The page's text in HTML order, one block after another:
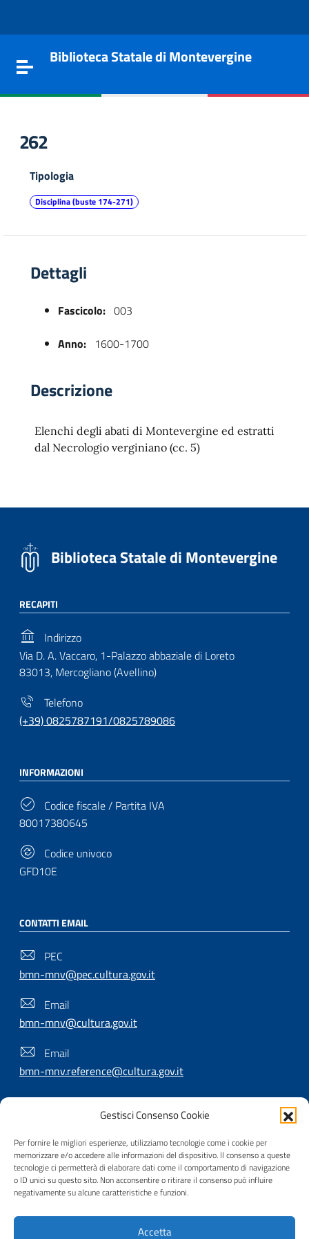
Gestisci Consenso Cookie
Per fornire le migliori esperienze, utilizziamo tecnologie come i cookie per
memorizzare e/o accedere alle informazioni del dispositivo. Il consenso a queste
tecnologie ci permetterà di elaborare dati come il comportamento di navigazione
o ID unici su questo sito. Non acconsentire o ritirare il consenso può influire
negativamente su alcune caratteristiche e funzioni.
Accetta
Toggle navigation
Biblioteca Statale di Montevergine
262
Tipologia
Disciplina (buste 174-271)
Dettagli
Fascicolo: 003
Anno: 1600-1700
Descrizione
Elenchi degli abati di Montevergine ed estratti
dal Necrologio verginiano (cc. 5)
Biblioteca Statale di Montevergine
RECAPITI
Indirizzo
Via D. A. Vaccaro, 1-Palazzo abbaziale di Loreto
83013, Mercogliano (Avellino)
Telefono
(+39) 0825787191/0825789086
INFORMAZIONI
Codice fiscale / Partita IVA
80017380645
Codice univoco
GFD10E
CONTATTI EMAIL
PEC
bmn-mnv@pec.cultura.gov.it
Email
bmn-mnv@cultura.gov.it
Email
bmn-mnv.reference@cultura.gov.it
Useful Links Section
Privacy | Cookie policy | Contatti |
accessibilità | Crediti | Nota di copyright | Realizzato da